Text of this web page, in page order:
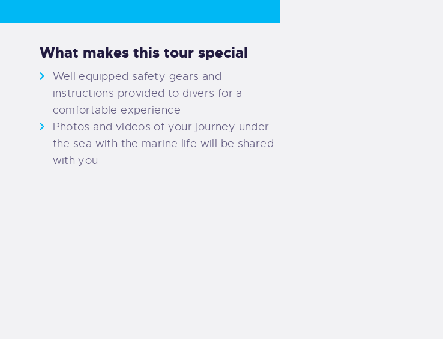
What makes this tour special
Well equipped safety gears and
instructions provided to divers for a
comfortable experience
Photos and videos of your journey under
the sea with the marine life will be shared
with you